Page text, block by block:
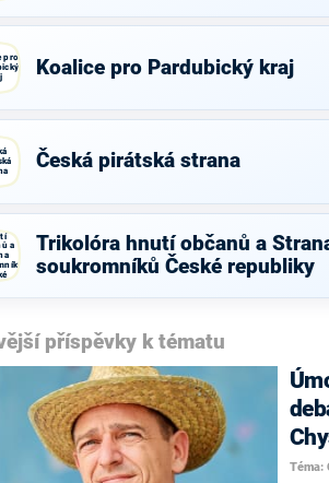
pro Koalice pro Pardubický kraj
Česká pirátská strana
a
Trikolóra hnutí občanů a
soukromníků České republiky
příspěvky k tématu
Téma: